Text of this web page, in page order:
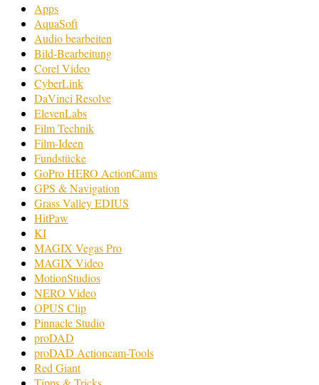
Apps
AquaSoft
Audio bearbeiten
Bild-Bearbeitung
Corel Video
CyberLink
DaVinci Resolve
ElevenLabs
Film Technik
Film-Ideen
Fundstücke
GoPro HERO ActionCams
GPS & Navigation
Grass Valley EDIUS
HitPaw
KI
MAGIX Vegas Pro
MAGIX Video
MotionStudios
NERO Video
OPUS Clip
Pinnacle Studio
proDAD
proDAD Actioncam-Tools
Red Giant